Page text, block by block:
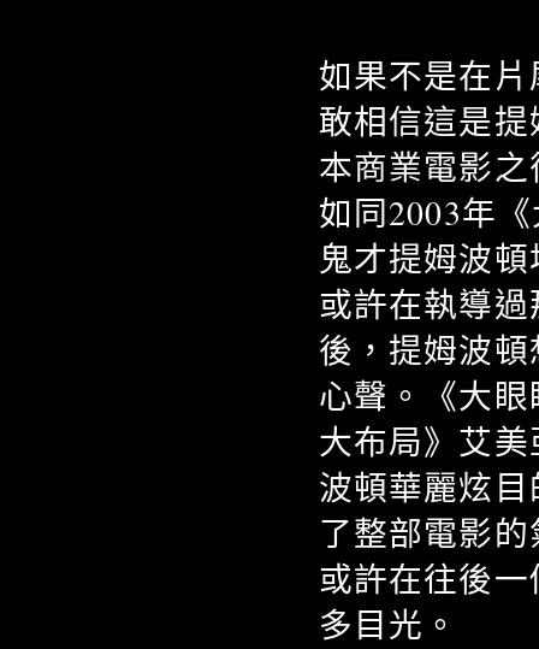
如果不是在
敢相信這是
本商業電影
如同2003年
鬼才提姆波
或許在執導
後，提姆波
心聲。《大
大布局》艾
波頓華麗炫
了整部電影
或許在往後
多目光。